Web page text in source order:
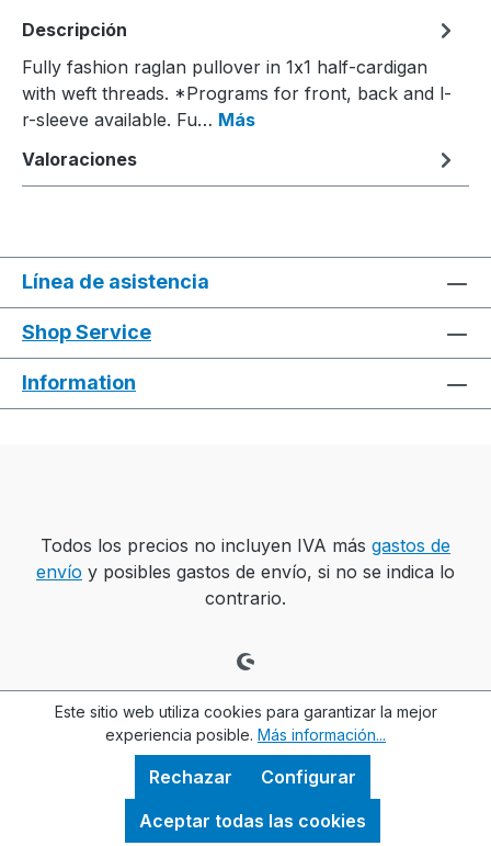
Descripción
Fully fashion raglan pullover in 1x1 half-cardigan
with weft threads. *Programs for front, back and l-
r-sleeve available. Fu… Más
Valoraciones
Línea de asistencia
Shop Service
Information
Todos los precios no incluyen IVA más gastos de
envío y posibles gastos de envío, si no se indica lo
contrario.
Este sitio web utiliza cookies para garantizar la mejor
experiencia posible. Más información...
Rechazar
Configurar
Aceptar todas las cookies